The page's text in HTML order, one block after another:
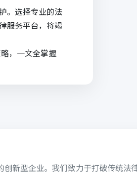
。选择专业的法
服务平台，将竭
，一文全掌握
新型企业。我们致力于打破传统法